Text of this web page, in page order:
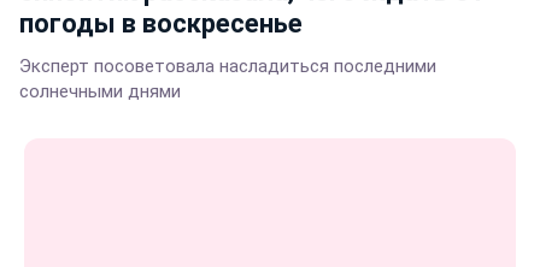
погоды в воскресенье
Эксперт посоветовала насладиться последними
солнечными днями